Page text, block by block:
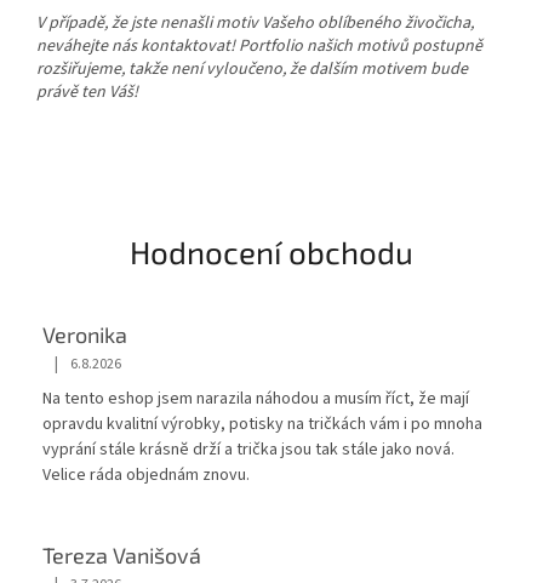
V případě, že jste nenašli motiv Vašeho oblíbeného živočicha,
neváhejte nás kontaktovat! Portfolio našich motivů postupně
rozšiřujeme, takže není vyloučeno, že dalším motivem bude
právě ten Váš!
Hodnocení obchodu
Veronika
Hodnocení obchodu je 5 z 5 hvězdiček.
| 6.8.2026
Na tento eshop jsem narazila náhodou a musím říct, že mají
opravdu kvalitní výrobky, potisky na tričkách vám i po mnoha
vyprání stále krásnĕ drží a trička jsou tak stále jako nová.
Velice ráda objednám znovu.
Tereza Vanišová